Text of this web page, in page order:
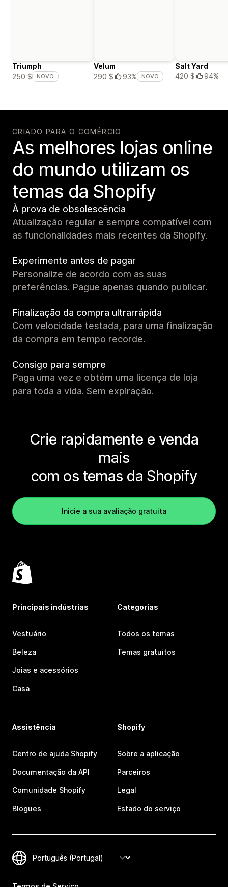
Triumph
250 $
NOVO
Velum
290 $
93% NOVO
Salt Yard
420 $
94%
CRIADO PARA O COMÉRCIO
As melhores lojas online
do mundo utilizam os
temas da Shopify
À prova de obsolescência
Atualização regular e sempre compatível com
as funcionalidades mais recentes da Shopify.
Experimente antes de pagar
Personalize de acordo com as suas
preferências. Pague apenas quando publicar.
Finalização da compra ultrarrápida
Com velocidade testada, para uma finalização
da compra em tempo recorde.
Consigo para sempre
Paga uma vez e obtém uma licença de loja
para toda a vida. Sem expiração.
Crie rapidamente e venda
mais
com os temas da Shopify
Inicie a sua avaliação gratuita
Principais indústrias
Vestuário
Beleza
Joias e acessórios
Casa
Categorias
Todos os temas
Temas gratuitos
Assistência
Centro de ajuda Shopify
Documentação da API
Comunidade Shopify
Blogues
Shopify
Sobre a aplicação
Parceiros
Legal
Estado do serviço